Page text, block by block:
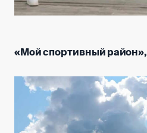
«Мой спортивный район»,